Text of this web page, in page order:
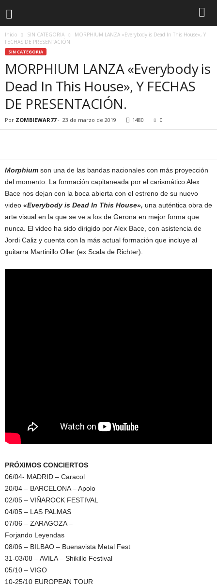
Inicio SIN CATEGORIA
MORPHIUM LANZA «Everybody is Dead In This House», Y
FECHAS DE PRESENTACIÓN.
SIN CATEGORIA
MORPHIUM LANZA «Everybody is
Dead In This House», Y FECHAS
DE PRESENTACIÓN.
Por ZOMBIEWAR77- 23 de marzo de 2019 1480 0
Morphium son una de las bandas nacionales con más proyección
del momento. La formación capitaneada por el carismático Alex
Bace nos dejan con la boca abierta con el estreno de su nuevo
video «Everybody is Dead In This House», una auténtica obra de
arte visual en la que se ve a los de Gerona en mejor forma que
nunca. El video ha sido dirigido por Alex Bace, con asistencia de
Jordi Caliz y cuenta con la más actual formación que incluye al
guitarra Martinillo Oller (ex Scala de Richter).
PRÓXIMOS CONCIERTOS
06/04- MADRID – Caracol
20/04 – BARCELONA – Apolo
02/05 – VIÑAROCK FESTIVAL
04/05 – LAS PALMAS
07/06 – ZARAGOZA –
Forjando Leyendas
08/06 – BILBAO – Buenavista Metal Fest
31-03/08 – AVILA – Shikillo Festival
05/10 – VIGO
10-25/10 EUROPEAN TOUR